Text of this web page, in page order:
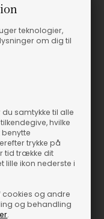
teknologier,
om dig til
samtykke til alle
hvilke
trykke på
tid trække dit
lille ikon nederste i
og andre
og behandling
.
DKK